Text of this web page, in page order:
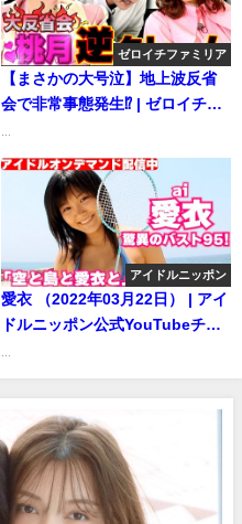
プレChannel【集英社 週刊プレ
イボーイ公式】さんより
ゼロイチファミリア
【まさかの大号泣】地上波反省
会で非常事態発生⁉️ | ゼロイチTV
アイドルニッポン
愛衣 （2022年03月22日） | アイ
ドルニッポン公式YouTubeチャ